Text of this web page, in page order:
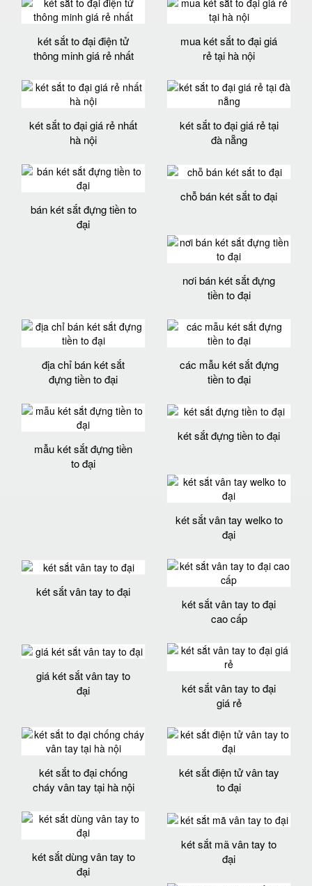
két sắt to đại điện tử
thông minh giá rẻ nhất
mua két sắt to đại giá
rẻ tại hà nội
két sắt to đại giá rẻ nhất
hà nội
két sắt to đại giá rẻ tại
đà nẵng
bán két sắt đựng tiền to
đại
chỗ bán két sắt to đại
nơi bán két sắt đựng
tiền to đại
địa chỉ bán két sắt
đựng tiền to đại
các mẫu két sắt đựng
tiền to đại
mẫu két sắt đựng tiền
to đại
két sắt đựng tiền to đại
két sắt vân tay welko to
đại
két sắt vân tay to đại
két sắt vân tay to đại
cao cấp
giá két sắt vân tay to
đại
két sắt vân tay to đại
giá rẻ
két sắt to đại chống
cháy vân tay tại hà nội
két sắt điện tử vân tay
to đại
két sắt dùng vân tay to
đại
két sắt mã vân tay to
đại